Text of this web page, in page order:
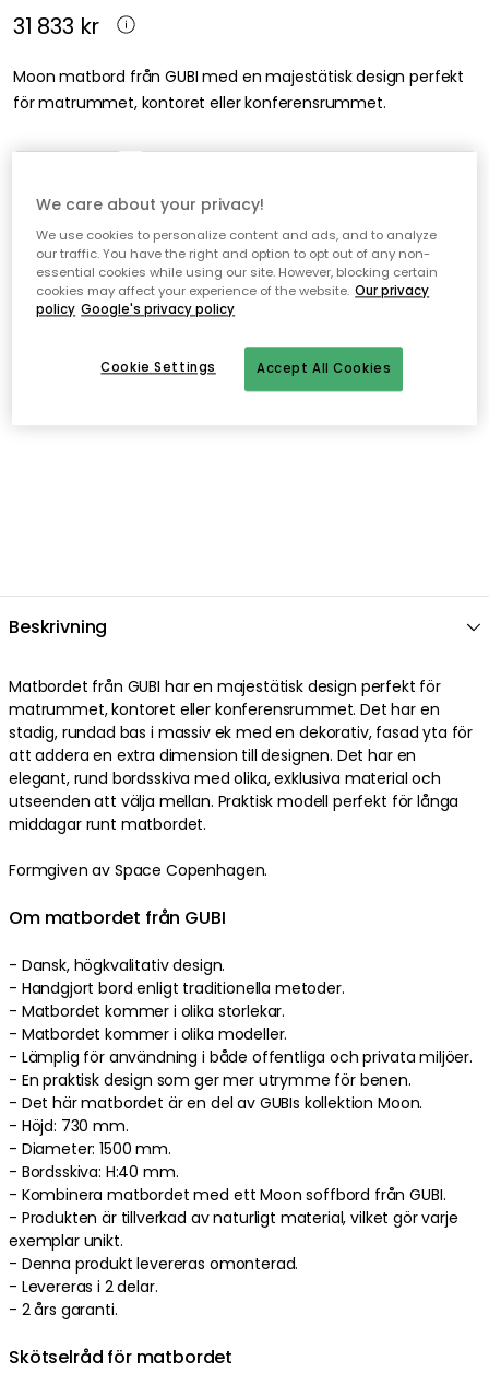
31 833 kr
Moon matbord från GUBI med en majestätisk design perfekt
för matrummet, kontoret eller konferensrummet.
Leveranstid: 2-3 veckor
Fri frakt över 499 kr*
Snabba och flexibla leveranser
Öppet köp i 30 dagar
Beskrivning
Matbordet från GUBI har en majestätisk design perfekt för
matrummet, kontoret eller konferensrummet. Det har en
stadig, rundad bas i massiv ek med en dekorativ, fasad yta för
att addera en extra dimension till designen. Det har en
elegant, rund bordsskiva medolika,exklusiva material och
utseenden att välja mellan. Praktisk modell perfekt för långa
middagar runt matbordet.
Formgiven av Space Copenhagen.
Om matbordet från GUBI
- Dansk, högkvalitativdesign.
- Handgjort bord enligt traditionella metoder.
- Matbordet kommer i olika storlekar.
- Matbordet kommer i olika modeller.
- Lämplig för användning i både offentliga och privata miljöer.
- En praktisk design som ger mer utrymme för benen.
- Det här matbordet är en del av GUBIs kollektion Moon.
- Höjd: 730 mm.
- Diameter: 1500 mm.
- Bordsskiva: H:40 mm.
- Kombinera matbordet med ett Moon soffbord från GUBI.
- Produkten är tillverkad av naturligt material, vilket gör varje
exemplar unikt.
- Denna produkt levereras omonterad.
- Levereras i 2 delar.
- 2 års garanti.
Skötselråd för matbordet
We care about your privacy!
We use cookies to personalize content and ads, and to analyze
our traffic. You have the right and option to opt out of any non-
essential cookies while using our site. However, blocking certain
cookies may affect your experience of the website. Our privacy
policy Google's privacy policy
Accept All Cookies
Cookie Settings